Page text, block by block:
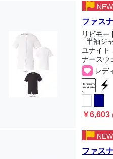
ファス
リビモー
半袖ジ
ユナイト
ナースウ
レデ
￥6,603
ファス